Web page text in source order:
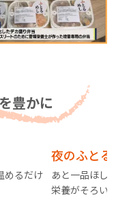
豊かに
めるだけ
夜のふとる
あと一品ほし
栄養がそろい